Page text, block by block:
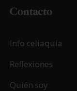
Contacto
Info celiaquía
Reflexiones
Quién soy